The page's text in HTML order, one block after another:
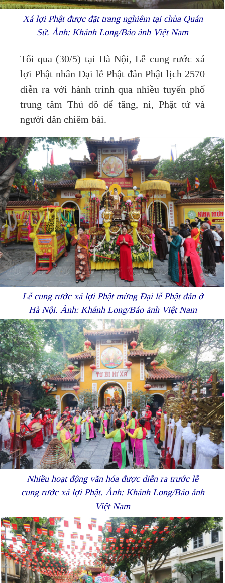
Xá lợi Phật được đặt trang nghiêm tại chùa Quán
Sứ. Ảnh: Khánh Long/Báo ảnh Việt Nam
Tối qua (30/5) tại Hà Nội, Lễ cung rước xá
lợi Phật nhân Đại lễ Phật đản Phật lịch 2570
diễn ra với hành trình qua nhiều tuyến phố
trung tâm Thủ đô để tăng, ni, Phật tử và
người dân chiêm bái.
Lễ cung rước xá lợi Phật mừng Đại lễ Phật đản ở
Hà Nội. Ảnh: Khánh Long/Báo ảnh Việt Nam
Nhiều hoạt động văn hóa được diễn ra trước lễ
cung rước xá lợi Phật. Ảnh: Khánh Long/Báo ảnh
Việt Nam